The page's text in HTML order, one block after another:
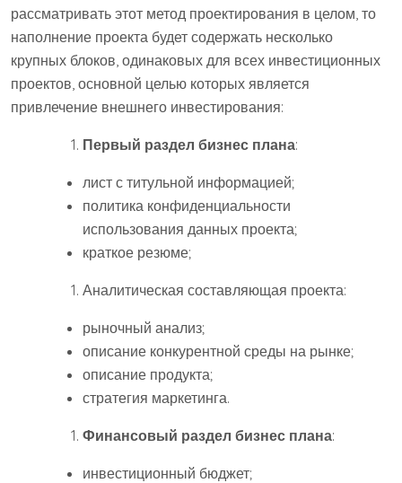
рассматривать этот метод проектирования в целом, то
наполнение проекта будет содержать несколько
крупных блоков, одинаковых для всех инвестиционных
проектов, основной целью которых является
привлечение внешнего инвестирования:
Первый раздел бизнес плана:
лист с титульной информацией;
политика конфиденциальности
использования данных проекта;
краткое резюме;
Аналитическая составляющая проекта:
рыночный анализ;
описание конкурентной среды на рынке;
описание продукта;
стратегия маркетинга.
Финансовый раздел бизнес плана:
инвестиционный бюджет;